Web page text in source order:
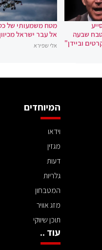
שבעה
וביידן"
מטח משמעותי של
אל עבר ישראל
אלי שפירא
המיוחדים
וידאו
מגזין
דעות
גלריות
המטבחון
מזג אוויר
תוכן שיווקי
עוד ..